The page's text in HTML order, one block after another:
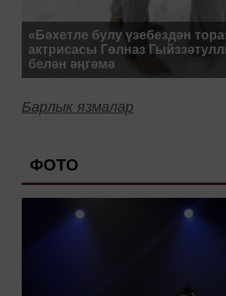
«Бәхетле булу үзебездән
актрисасы Гөлназ
белән әңгәмә
Барлык язмалар
ФОТО